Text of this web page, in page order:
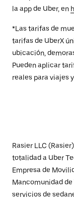
la app de Uber, en
*Las tarifas de
tarifas de UberX
ubicación,
Pueden aplicar
reales para viajes
Rasier LLC
totalidad a Uber
Empresa de
Mancomunidad
servicios de